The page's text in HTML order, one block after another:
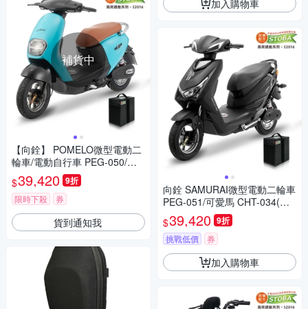
補貨中
【向銓】 POMELO微型電動二
輪車/電動自行車 PEG-050/可
愛馬CHT-031S(電動自行車)
$39,420 9折
限時下殺 券
貨到通知我
加入購物車
向銓 SAMURAI微型電動二輪車
PEG-051/可愛馬 CHT-034(電
動自行車)
$39,420 9折
挑戰低價 券
加入購物車